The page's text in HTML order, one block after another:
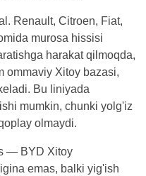
Renault, Citroen, Fiat,
murosa hissisi
harakat qilmoqda,
ommaviy Xitoy bazasi,
Bu liniyada
mumkin, chunki yolg'iz
olmaydi.
— BYD Xitoy
emas, balki yig'ish